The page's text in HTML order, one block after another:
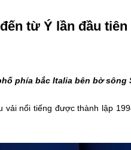
từ Ý lần đầu
phía bắc Italia bên bờ sông
vải nổi tiếng được thành lập